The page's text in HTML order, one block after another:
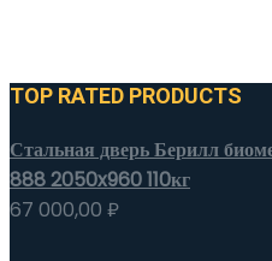
TOP RATED PRODUCTS
Стальная дверь Берилл
888 2050x960 110кг
67 000,00 ₽